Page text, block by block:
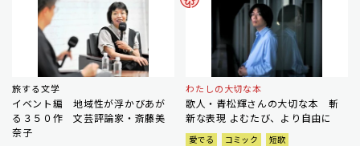
旅する文学
イベント編 地域性が浮かびあが
る３５０作 文芸評論家・斎藤美
奈子
わたしの大切な本
歌人・青松輝さんの大切な本 斬
新な表現 よむたび、より自由に
愛でる コミック 短歌